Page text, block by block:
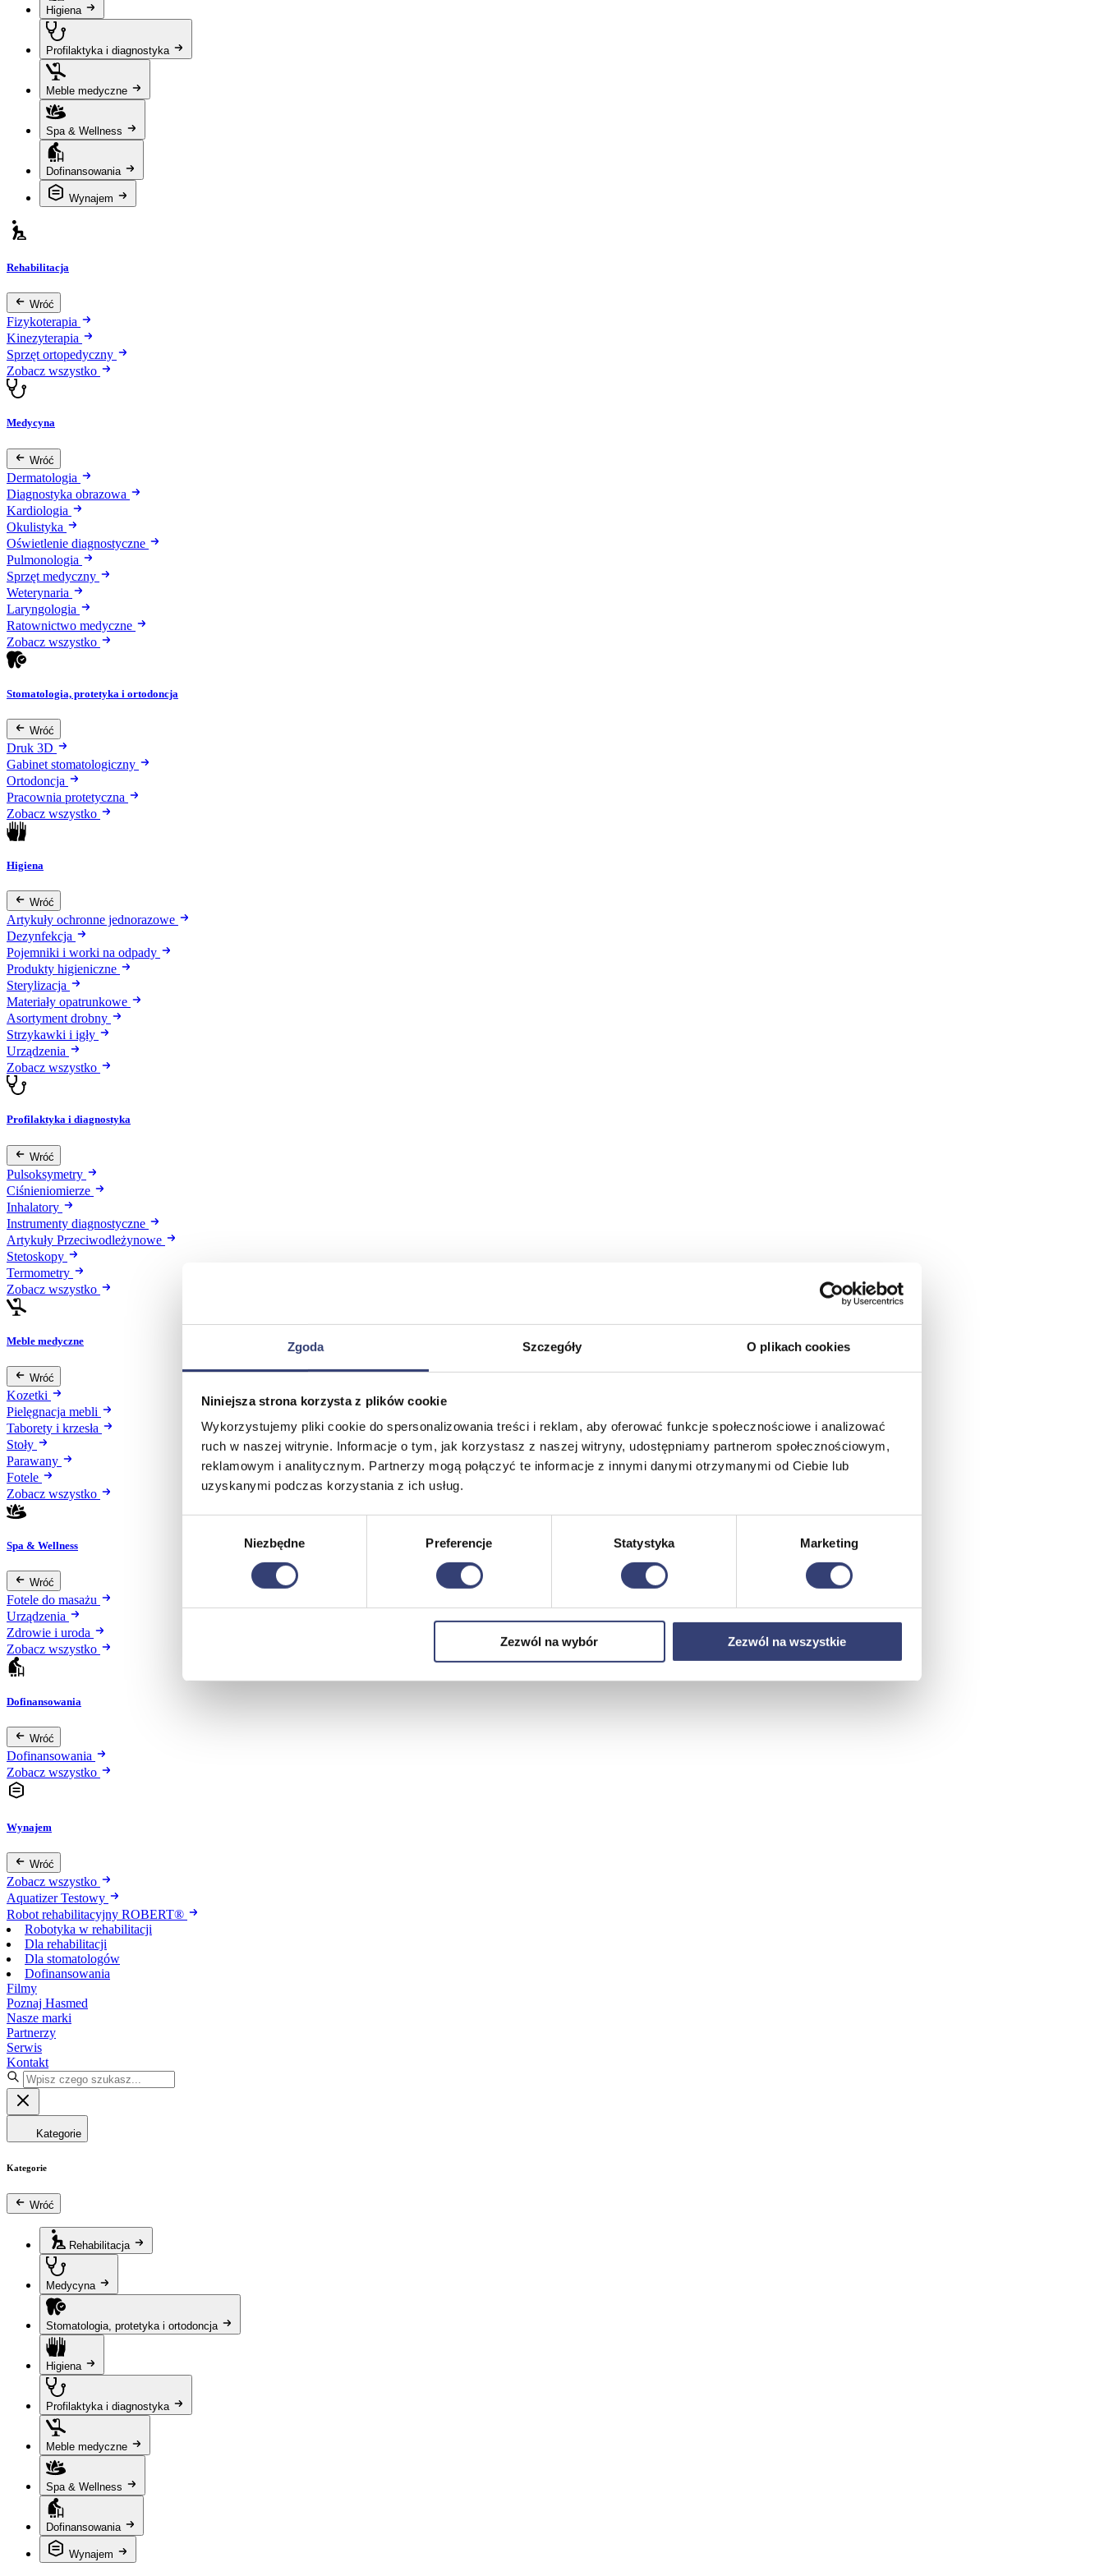
Zgoda Szczegóły O plikach cookies
Niniejsza strona korzysta z plików cookie
Wykorzystujemy pliki cookie do spersonalizowania treści i reklam, aby oferować funkcje społecznościowe i analizować
ruch w naszej witrynie. Informacje o tym, jak korzystasz z naszej witryny, udostępniamy partnerom społecznościowym,
reklamowym i analitycznym. Partnerzy mogą połączyć te informacje z innymi danymi otrzymanymi od Ciebie lub
uzyskanymi podczas korzystania z ich usług.
Niezbędne Preferencje Statystyka Marketing
Zezwól na wybór Zezwól na wszystkie
Higiena
Profilaktyka i diagnostyka
Meble medyczne
Spa & Wellness
Dofinansowania
Wynajem
Rehabilitacja
Wróć
Fizykoterapia
Kinezyterapia
Sprzęt ortopedyczny
Zobacz wszystko
Medycyna
Wróć
Dermatologia
Diagnostyka obrazowa
Kardiologia
Okulistyka
Oświetlenie diagnostyczne
Pulmonologia
Sprzęt medyczny
Weterynaria
Laryngologia
Ratownictwo medyczne
Zobacz wszystko
Stomatologia, protetyka i ortodoncja
Wróć
Druk 3D
Gabinet stomatologiczny
Ortodoncja
Pracownia protetyczna
Zobacz wszystko
Higiena
Wróć
Artykuły ochronne jednorazowe
Dezynfekcja
Pojemniki i worki na odpady
Produkty higieniczne
Sterylizacja
Materiały opatrunkowe
Asortyment drobny
Strzykawki i igły
Urządzenia
Zobacz wszystko
Profilaktyka i diagnostyka
Wróć
Pulsoksymetry
Ciśnieniomierze
Inhalatory
Instrumenty diagnostyczne
Artykuły Przeciwodleżynowe
Stetoskopy
Termometry
Zobacz wszystko
Meble medyczne
Wróć
Kozetki
Pielęgnacja mebli
Taborety i krzesła
Stoły
Parawany
Fotele
Zobacz wszystko
Spa & Wellness
Wróć
Fotele do masażu
Urządzenia
Zdrowie i uroda
Zobacz wszystko
Dofinansowania
Wróć
Dofinansowania
Zobacz wszystko
Wynajem
Wróć
Zobacz wszystko
Aquatizer Testowy
Robot rehabilitacyjny ROBERT®
Robotyka w rehabilitacji
Dla rehabilitacji
Dla stomatologów
Dofinansowania
Filmy
Poznaj Hasmed
Nasze marki
Partnerzy
Serwis
Kontakt
Kategorie
Kategorie
Wróć
Rehabilitacja
Medycyna
Stomatologia, protetyka i ortodoncja
Higiena
Profilaktyka i diagnostyka
Meble medyczne
Spa & Wellness
Dofinansowania
Wynajem